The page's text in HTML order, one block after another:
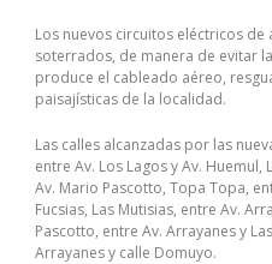
Los nuevos circuitos eléctricos
soterrados, de manera de evitar
produce el cableado aéreo,
paisajísticas de la localidad.
Las calles alcanzadas por las
entre Av. Los Lagos y Av. Huemul,
Av. Mario Pascotto, Topa Topa,
Fucsias, Las Mutisias, entre Av.
Pascotto, entre Av. Arrayanes y
Arrayanes y calle Domuyo.